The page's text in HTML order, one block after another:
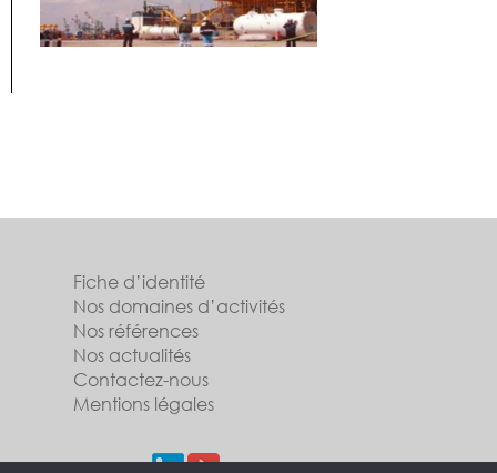
Fiche d’identité
Nos domaines d’activités
Nos références
Nos actualités
Contactez-nous
Mentions légales